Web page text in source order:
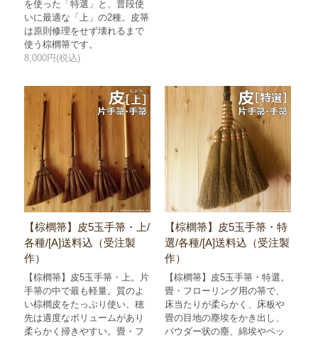
を使った「特選」と、普段使
いに最適な「上」の2種。皮箒
は原則修理をせず壊れるまで
使う棕櫚箒です。
8,000円(税込)
【棕櫚箒】皮5玉手箒・上/
各種/[A]送料込（受注製
作）
【棕櫚箒】皮5玉手箒・上。片
手箒の中で最も軽量。質のよ
い棕櫚皮をたっぷり使い、穂
先は適度なボリュームがあり
柔らかく掃きやすい。畳・フ
【棕櫚箒】皮5玉手箒・特
選/各種/[A]送料込（受注製
作）
【棕櫚箒】皮5玉手箒・特選。
畳・フローリング用の箒で、
床当たりが柔らかく、床板や
畳の目地の塵埃をかき出し、
パウダー状の塵、綿埃やペッ